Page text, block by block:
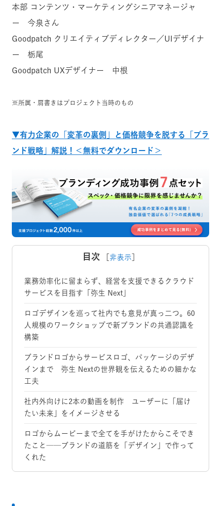
本部 コンテンツ・マーケティングシニアマネージャ
ー 今泉さん
Goodpatch クリエイティブディレクター／UIデザイナ
ー 栃尾
Goodpatch UXデザイナー 中根
※所属・肩書きはプロジェクト当時のもの
▼有力企業の「変革の裏側」と価格競争を脱する「ブラ
ンド戦略」解説！＜無料でダウンロード＞
目次 非表示
業務効率化に留まらず、経営を支援できるクラウド
サービスを目指す「弥生 Next」
ロゴデザインを巡って社内でも意見が真っ二つ。60
人規模のワークショップで新ブランドの共通認識を
構築
ブランドロゴからサービスロゴ、パッケージのデザ
インまで 弥生 Nextの世界観を伝えるための細かな
工夫
社内外向けに2本の動画を制作 ユーザーに「届け
たい未来」をイメージさせる
ロゴからムービーまで全てを手がけたからこそでき
たこと──ブランドの道筋を「デザイン」で作って
くれた